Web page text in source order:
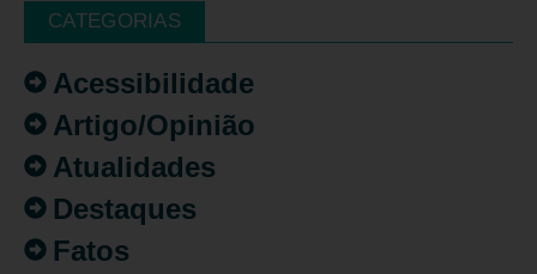
CATEGORIAS
Acessibilidade
Artigo/Opinião
Atualidades
Destaques
Fatos